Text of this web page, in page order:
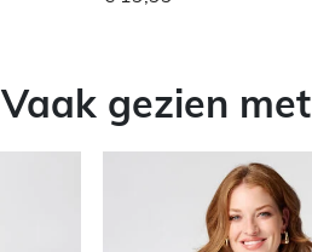
Vaak gezien met